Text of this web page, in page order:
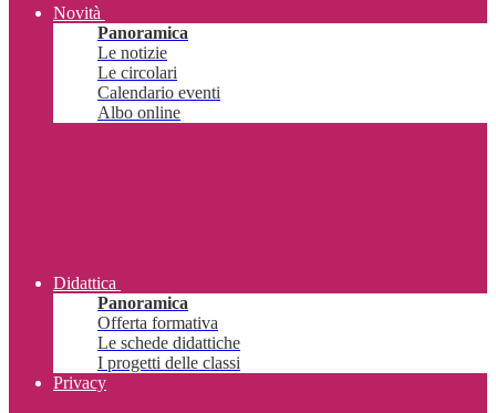
Novità
Panoramica
Le notizie
Le circolari
Calendario eventi
Albo online
Didattica
Panoramica
Offerta formativa
Le schede didattiche
I progetti delle classi
Privacy